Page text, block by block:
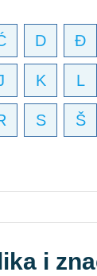
D Đ
K L
S Š
i